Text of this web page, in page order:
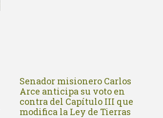
Senador misionero Carlos
Arce anticipa su voto en
contra del Capítulo III que
modifica la Ley de Tierras